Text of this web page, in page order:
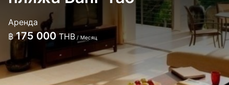
Аренда
฿ 175 000THB / Месяц